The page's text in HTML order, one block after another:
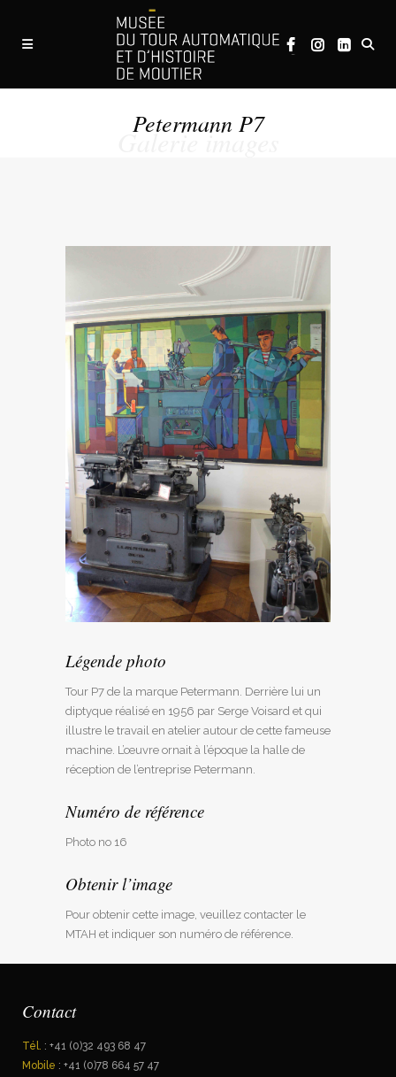
Galerie images
Petermann P7
Légende photo
Tour P7 de la marque Petermann. Derrière lui un
diptyque réalisé en 1956 par Serge Voisard et qui
illustre le travail en atelier autour de cette fameuse
machine. L’œuvre ornait à l’époque la halle de
réception de l’entreprise Petermann.
Numéro de référence
Photo no 16
Obtenir l’image
Pour obtenir cette image, veuillez contacter le
MTAH et indiquer son numéro de référence.
Contact
Tél.
: +41 (0)32 493 68 47
Mobile : +41 (0)78 664 57 47